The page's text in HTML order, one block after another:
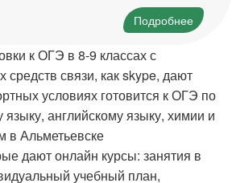
Подробнее
к ОГЭ в 8-9 классах с
средств связи, как skype, дают
условиях готовится к ОГЭ по
языку, английскому языку, химии и
в Альметьевске
дают онлайн курсы: занятия в
учебный план,